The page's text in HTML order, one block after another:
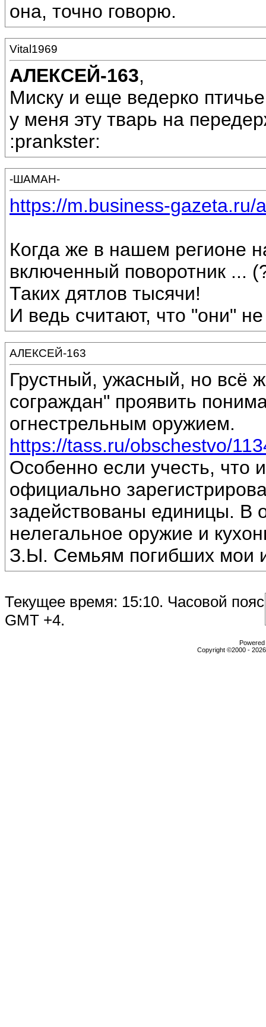
она, точно говорю.
Vital1969
АЛЕКСЕЙ-163,
Миску и еще ведерко
у меня эту тварь на
:prankster:
-ШАМАН-
https://m.business-gazeta.ru/
Когда же в нашем регионе
включенный поворотник ...
Таких дятлов тысячи!
И ведь считают, что "они"
АЛЕКСЕЙ-163
Грустный, ужасный, но всё
сограждан" проявить
огнестрельным оружием.
https://tass.ru/obschestvo/
Особенно если учесть, что
официально
задействованы единицы. В
нелегальное оружие и
З.Ы. Семьям погибших мои
Текущее время: 15:10. Часовой пояс
GMT +4.
Copyright ©2000 -